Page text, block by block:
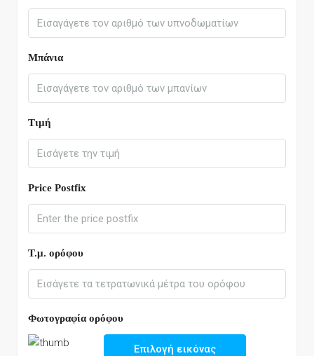
Μπάνια
Τιμή
Price Postfix
Τ.μ. ορόφου
Φωτογραφία ορόφου
Επιλογή εικόνας